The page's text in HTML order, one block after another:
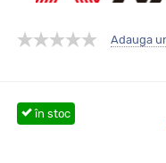
Adauga
în stoc